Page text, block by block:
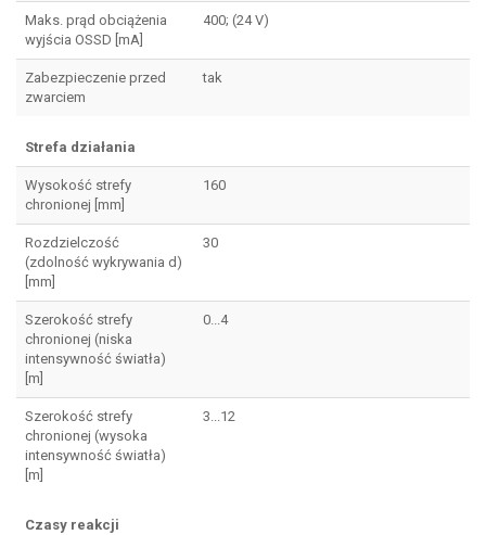
Maks. prąd obciążenia
wyjścia OSSD [mA]
400; (24 V)
Zabezpieczenie przed
zwarciem
tak
Strefa działania
Wysokość strefy
chronionej [mm]
160
Rozdzielczość
(zdolność wykrywania d)
[mm]
30
Szerokość strefy
chronionej (niska
intensywność światła)
[m]
0...4
Szerokość strefy
chronionej (wysoka
intensywność światła)
[m]
3...12
Czasy reakcji